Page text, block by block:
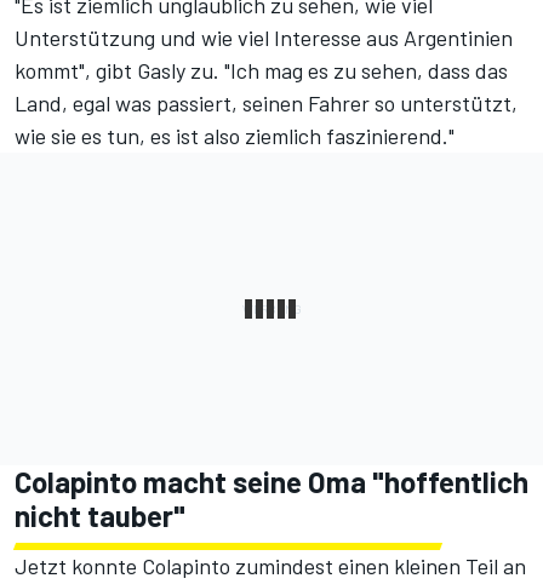
Unterstützung und wie viel Interesse aus Argentinien
kommt", gibt Gasly zu. "Ich mag es zu sehen, dass das
Land, egal was passiert, seinen Fahrer so unterstützt,
wie sie es tun, es ist also ziemlich faszinierend."
Colapinto macht seine Oma "hoffentlich
nicht tauber"
Jetzt konnte Colapinto zumindest einen kleinen Teil an